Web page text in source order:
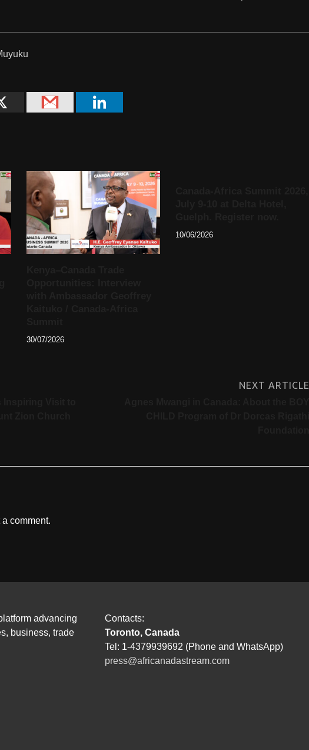
30/07/2026
10/06/2026
NEXT ARTICLE
a comment.
advancing
business, trade
Contacts:
Toronto, Canada
Tel: 1-4379939692 (Phone and WhatsApp)
press@africanadastream.com